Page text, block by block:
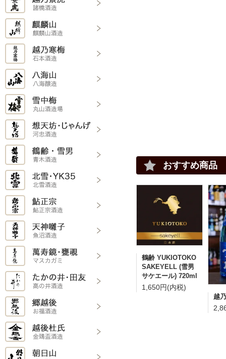
おすすめ商品
鶴齢 YUKIOTOKO
SAKEYELL (雪男
サケエール) 720ml
1,650円(内税)
越